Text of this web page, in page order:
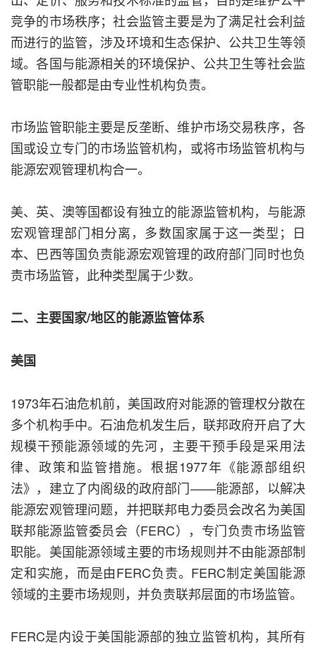
竞争的市场秩序；社会监管主要是为了满足社会利益
而进行的监管，涉及环境和生态保护、公共卫生等领
域。各国与能源相关的环境保护、公共卫生等社会监
管职能一般都是由专业性机构负责。
市场监管职能主要是反垄断、维护市场交易秩序，各
国或设立专门的市场监管机构，或将市场监管机构与
能源宏观管理机构合一。
美、英、澳等国都设有独立的能源监管机构，与能源
宏观管理部门相分离，多数国家属于这一类型；日
本、巴西等国负责能源宏观管理的政府部门同时也负
责市场监管，此种类型属于少数。
二、主要国家/地区的能源监管体系
美国
1973年石油危机前，美国政府对能源的管理权分散在
多个机构手中。石油危机发生后，联邦政府开启了大
规模干预能源领域的先河，主要干预手段是采用法
律、政策和监管措施。根据1977年《能源部组织
法》，建立了内阁级的政府部门——能源部，以解决
能源宏观管理问题，并把联邦电力委员会改名为美国
联邦能源监管委员会（FERC），专门负责市场监管
职能。美国能源领域主要的市场规则并不由能源部制
定和实施，而是由FERC负责。FERC制定美国能源
领域的主要市场规则，并负责联邦层面的市场监管。
FERC是内设于美国能源部的独立监管机构，其所有